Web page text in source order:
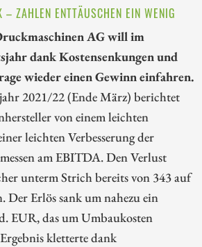
– ZAHLEN ENTTÄUSCHEN EIN WENIG
AG will im
dank Kostensenkungen und
wieder einen Gewinn einfahren.
2021/22 (Ende März) berichtet
von einem leichten
leichten Verbesserung der
am EBITDA. Den Verlust
unterm Strich bereits von 343 auf
Der Erlös sank um nahezu ein
EUR, das um Umbaukosten
kletterte dank